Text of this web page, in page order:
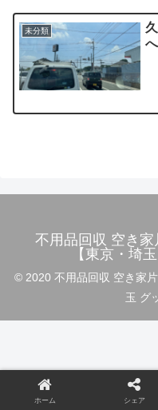
未分類
不用品回収 空き
【東京・埼
© 2020 不用品回収 空き家
玉 グ
ホーム シェア